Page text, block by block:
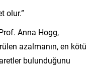
olur.”
Anna Hogg,
azalmanın, en kötü
bulunduğunu